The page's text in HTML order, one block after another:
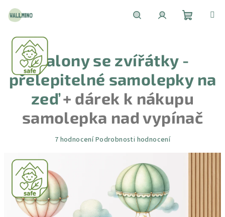
obsah
košík
Balony se zvířátky -
přelepitelné samolepky na
zeď+ dárek k nákupu
samolepka nad vypínač
Průměrné
je
5,0
z
5
hvězdiček.
7 hodnoceníPodrobnosti hodnocení